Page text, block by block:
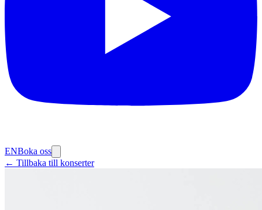
ENBoka oss
← Tillbaka till konserter